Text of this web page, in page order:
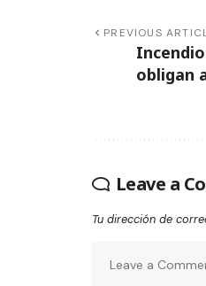
PREVIOUS
obligan
Leave a
Tu dirección de